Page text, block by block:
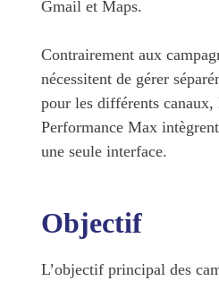
Gmail et Maps.
Contrairement aux
nécessitent de gérer
pour les différents canaux,
Performance Max
une seule interface.
Objectif
L’objectif principal des